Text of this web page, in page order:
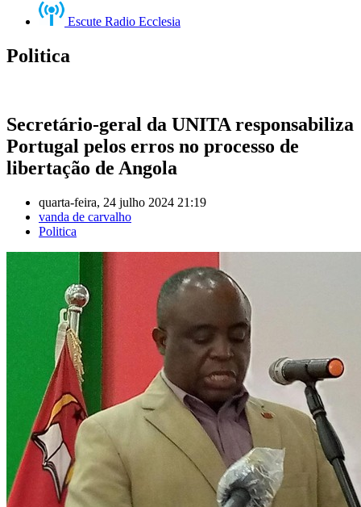
Escute Radio Ecclesia
Politica
Secretário-geral da UNITA responsabiliza
Portugal pelos erros no processo de
libertação de Angola
quarta-feira, 24 julho 2024 21:19
vanda de carvalho
Politica